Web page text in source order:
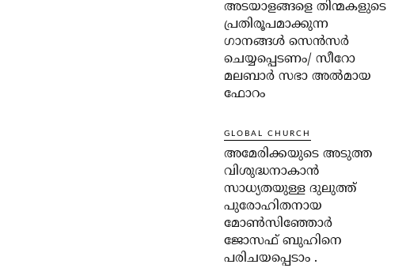
അടയാളങ്ങളെ തിന്മകളുടെ
പ്രതിരൂപമാക്കുന്ന
ഗാനങ്ങൾ സെൻസർ
ചെയ്യപ്പെടണം/ സീറോ
മലബാർ സഭാ അൽമായ
ഫോറം
GLOBAL CHURCH
അമേരിക്കയുടെ അടുത്ത
വിശുദ്ധനാകാൻ
സാധ്യതയുള്ള ദുലുത്ത്
പുരോഹിതനായ
മോൺസിഞ്ഞോർ
ജോസഫ് ബുഹിനെ
പരിചയപ്പെടാം .